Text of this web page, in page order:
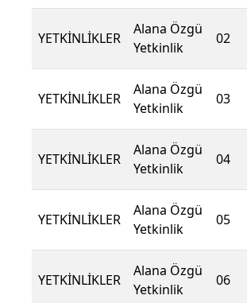
YETKİNLİKLER
Alana Özgü
Yetkinlik
02
YETKİNLİKLER
Alana Özgü
Yetkinlik
03
YETKİNLİKLER
Alana Özgü
Yetkinlik
04
YETKİNLİKLER
Alana Özgü
Yetkinlik
05
YETKİNLİKLER
Alana Özgü
Yetkinlik
06